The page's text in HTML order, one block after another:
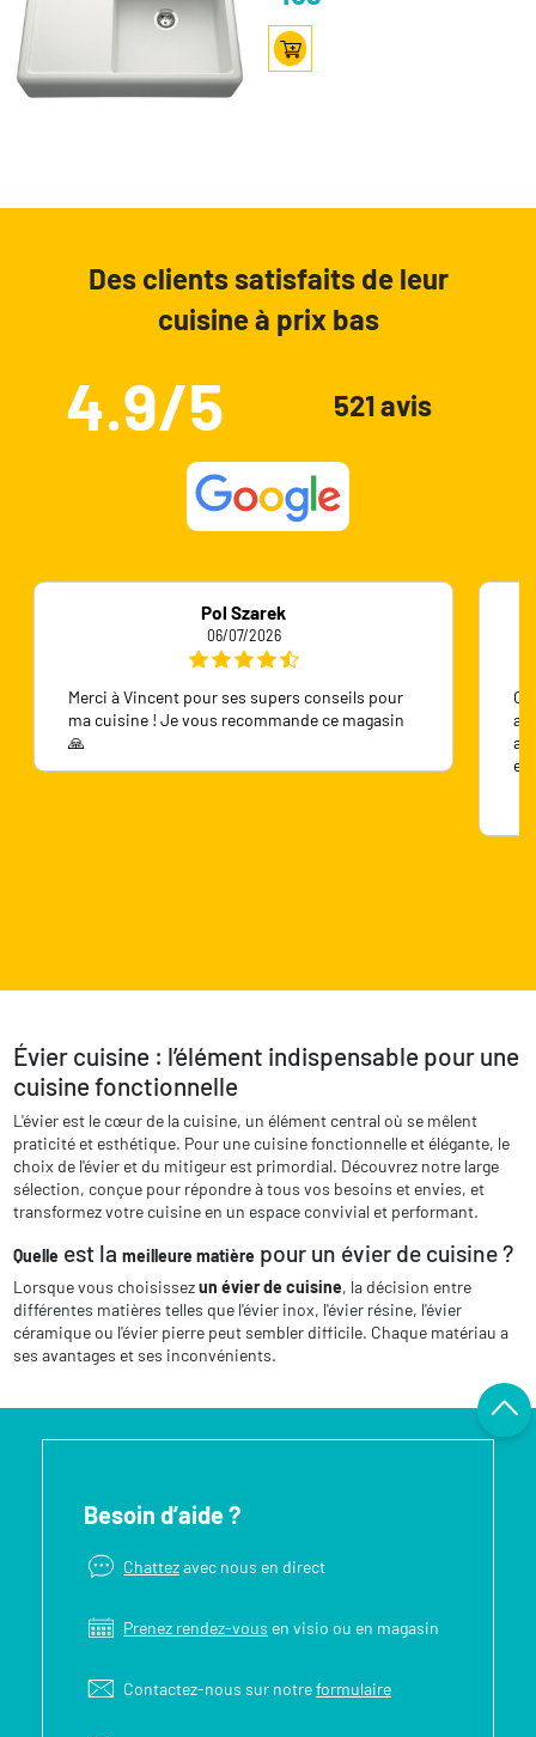
Des clients satisfaits de leur
cuisine à prix bas
4.9/5 521 avis
Pol Szarek
06/07/2026
Merci à Vincent pour ses supers conseils pour
ma cuisine ! Je vous recommande ce magasin
🙏
Évier cuisine : l’élément indispensable pour une
cuisine fonctionnelle
L'évier est le cœur de la cuisine, un élément central où se mêlent
praticité et esthétique. Pour une cuisine fonctionnelle et élégante, le
choix de l'évier et du mitigeur est primordial. Découvrez notre large
sélection, conçue pour répondre à tous vos besoins et envies, et
transformez votre cuisine en un espace convivial et performant.
Quelle est la meilleure matière pour un évier de cuisine ?
Lorsque vous choisissezun évier de cuisine, la décision entre
différentes matières telles que l'évier inox, l'évier résine, l'évier
céramique ou l'évier pierre peut sembler difficile. Chaque matériau a
ses avantages et ses inconvénients.
Besoin d’aide ?
Chattezavec nous en direct
Prenez rendez-vous en visio ou en magasin
Contactez-nous sur notreformulaire